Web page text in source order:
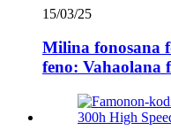
15/03/25
Milina fonosana
feno: Vahaolana